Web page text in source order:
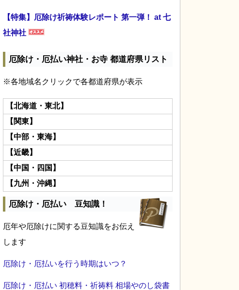
【特集】厄除け祈祷体験レポート 第一弾！ at 七
社神社
厄除け・厄払い神社・お寺 都道府県リスト
※各地域名クリックで各都道府県が表示
【北海道・東北】
【関東】
【中部・東海】
【近畿】
【中国・四国】
【九州・沖縄】
厄除け・厄払い 豆知識！
厄年や厄除けに関する豆知識をお伝え
します
厄除け・厄払いを行う時期はいつ？
厄除け・厄払い 初穂料・祈祷料 相場やのし袋書